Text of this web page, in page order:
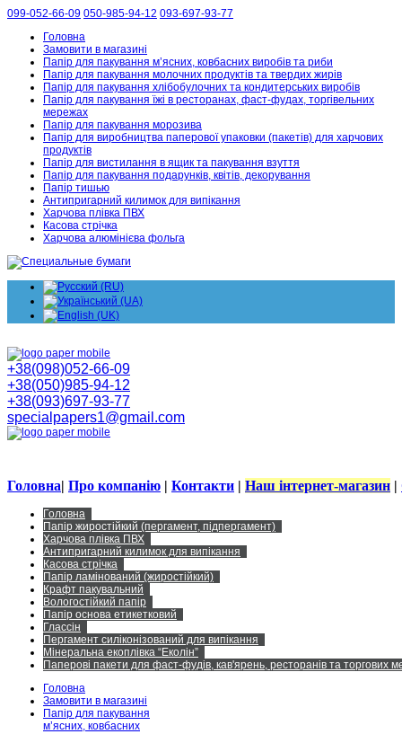
099-052-66-09 050-985-94-12 093-697-93-77
Головна
Замовити в магазині
Папір для пакування м’ясних, ковбасних виробів та риби
Папір для пакування молочних продуктів та твердих жирів
Папір для пакування хлібобулочних та кондитерських виробів
Папір для пакування їжі в ресторанах, фаст-фудах, торгівельних
мережах
Папір для пакування морозива
Папір для виробництва паперової упаковки (пакетів) для харчових
продуктів
Папір для вистилання в ящик та пакування взуття
Папір для пакування подарунків, квітів, декорування
Папір тишью
Антипригарний килимок для випікання
Харчова плівка ПВХ
Касова стрічка
Харчова алюмінієва фольга
+38(098)052-66-09
+38(050)985-94-12
+38(093)697-93-77
specialpapers1@gmail.com
Головна| Про компанію | Контакти | Наш інтернет-магазин |
Головна
Папір жиростійкий (пергамент, підпергамент)
Харчова плівка ПВХ
Антипригарний килимок для випікання
Касова стрічка
Папір ламінований (жиростійкий)
Крафт пакувальний
Вологостійкий папір
Папір основа етикетковий
Глассін
Пергамент силіконізований для випікання
Мінеральна екоплівка “Еколін”
Паперові пакети для фаст-фудів, кав'ярень, ресторанів та торгових
Головна
Замовити в магазині
Папір для пакування
м’ясних, ковбасних